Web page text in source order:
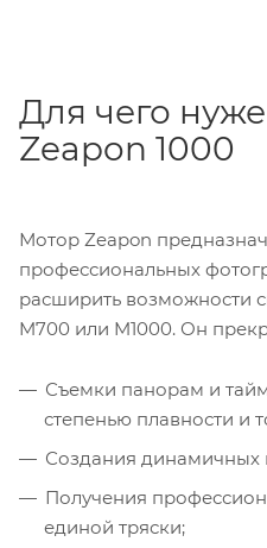
Для чего
Zeapon 1000
Мотор Zeapon
профессиональных
расширить возможности
M700 или M1000. Он
Съемки панорам и
степенью плавности и
Создания динамичных
Получения
единой тряски;